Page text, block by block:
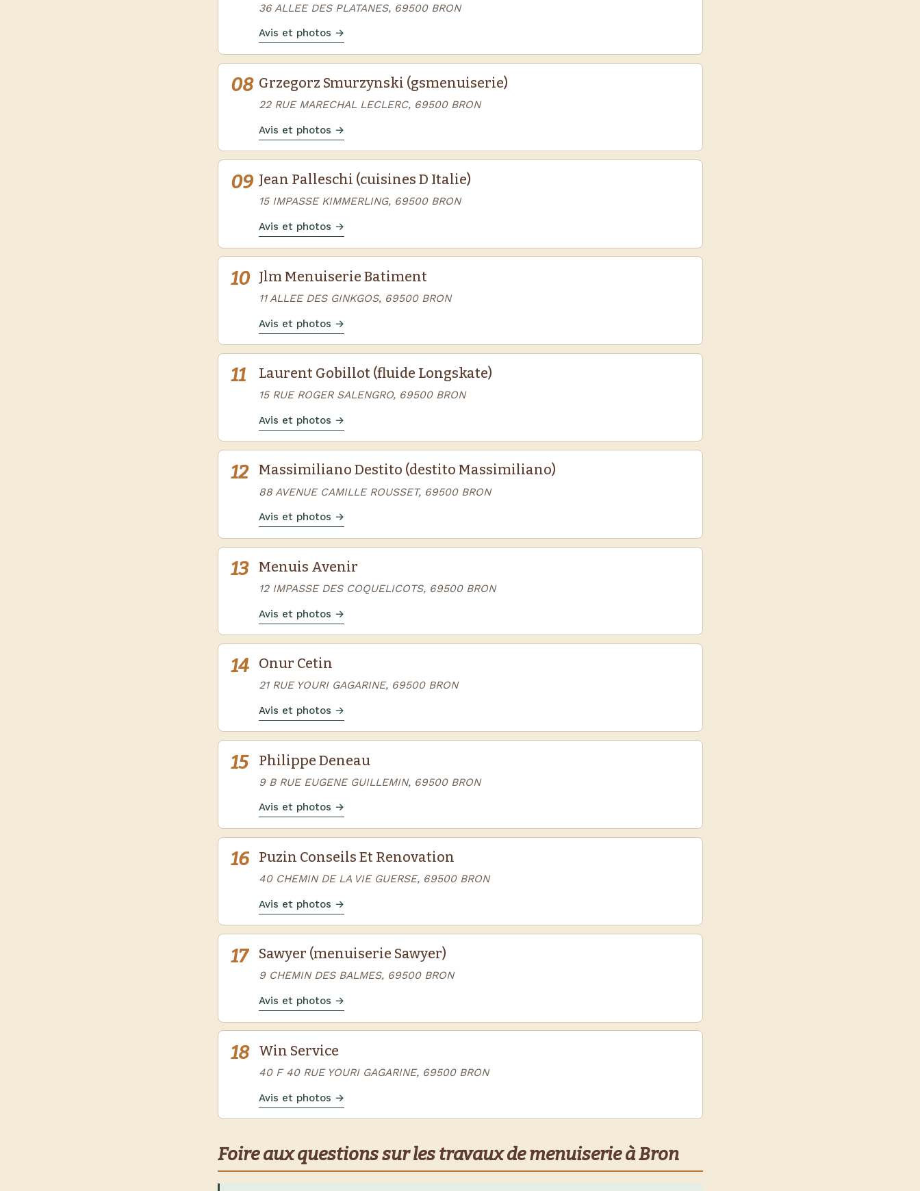
36 ALLEE DES PLATANES, 69500 BRON
Avis et photos →
08 Grzegorz Smurzynski (gsmenuiserie)
22 RUE MARECHAL LECLERC, 69500 BRON
Avis et photos →
09 Jean Palleschi (cuisines D Italie)
15 IMPASSE KIMMERLING, 69500 BRON
Avis et photos →
10 Jlm Menuiserie Batiment
11 ALLEE DES GINKGOS, 69500 BRON
Avis et photos →
11 Laurent Gobillot (fluide Longskate)
15 RUE ROGER SALENGRO, 69500 BRON
Avis et photos →
12 Massimiliano Destito (destito Massimiliano)
88 AVENUE CAMILLE ROUSSET, 69500 BRON
Avis et photos →
13 Menuis Avenir
12 IMPASSE DES COQUELICOTS, 69500 BRON
Avis et photos →
14 Onur Cetin
21 RUE YOURI GAGARINE, 69500 BRON
Avis et photos →
15 Philippe Deneau
9 B RUE EUGENE GUILLEMIN, 69500 BRON
Avis et photos →
16 Puzin Conseils Et Renovation
40 CHEMIN DE LA VIE GUERSE, 69500 BRON
Avis et photos →
17 Sawyer (menuiserie Sawyer)
9 CHEMIN DES BALMES, 69500 BRON
Avis et photos →
18 Win Service
40 F 40 RUE YOURI GAGARINE, 69500 BRON
Avis et photos →
Foire aux questions sur les travaux de menuiserie à Bron